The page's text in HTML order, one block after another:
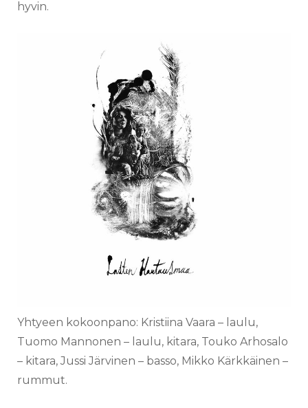
hyvin.
Yhtyeen kokoonpano: Kristiina Vaara – laulu,
Tuomo Mannonen – laulu, kitara, Touko Arhosalo
– kitara, Jussi Järvinen – basso, Mikko Kärkkäinen –
rummut.